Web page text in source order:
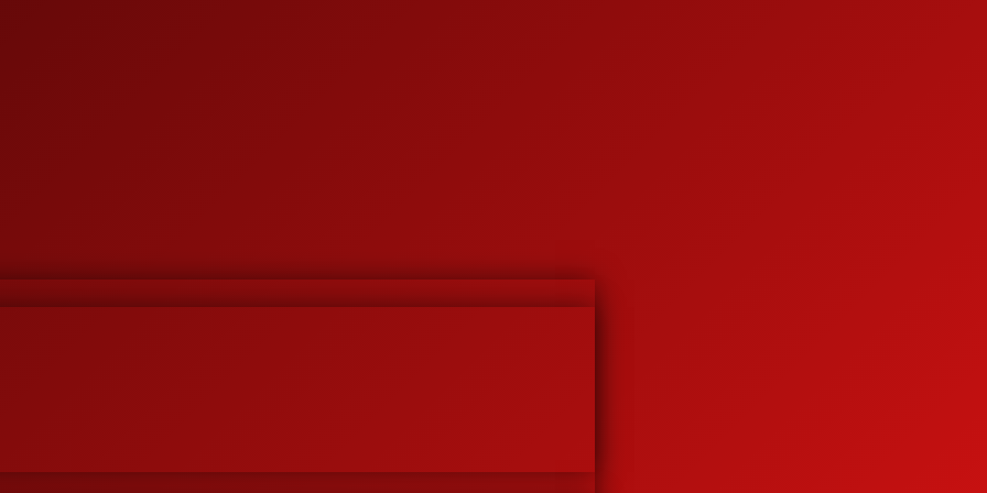
dalam bisnis ini, kami telah mengirim dan mengirimkan produk kami ke banyak pelanggan di seluruh
Krakatau Steel, Ispatindo, Master Steel.